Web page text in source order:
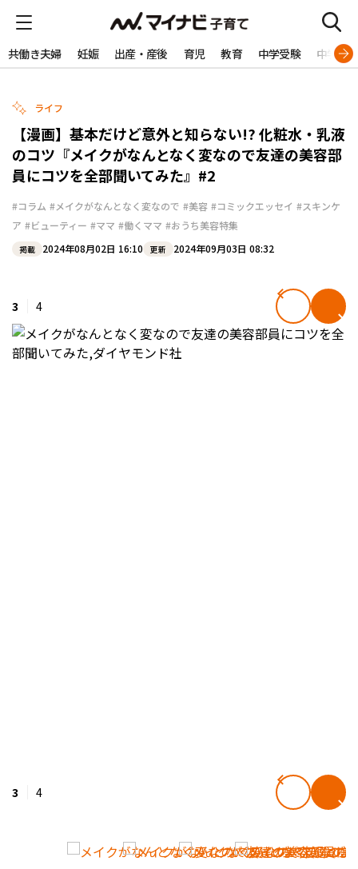
共働き夫婦 妊娠 出産・産後 育児 教育 中学受験 中学生
ライフ
【漫画】基本だけど意外と知らない!? 化粧水・乳液
のコツ『メイクがなんとなく変なので友達の美容部
員にコツを全部聞いてみた』#2
#コラム #メイクがなんとなく変なので #美容 #コミックエッセイ #スキンケ
ア #ビューティー #ママ #働くママ #おうち美容特集
掲載 2024年08月02日 16:10 更新 2024年09月03日 08:32
3 4
3 4